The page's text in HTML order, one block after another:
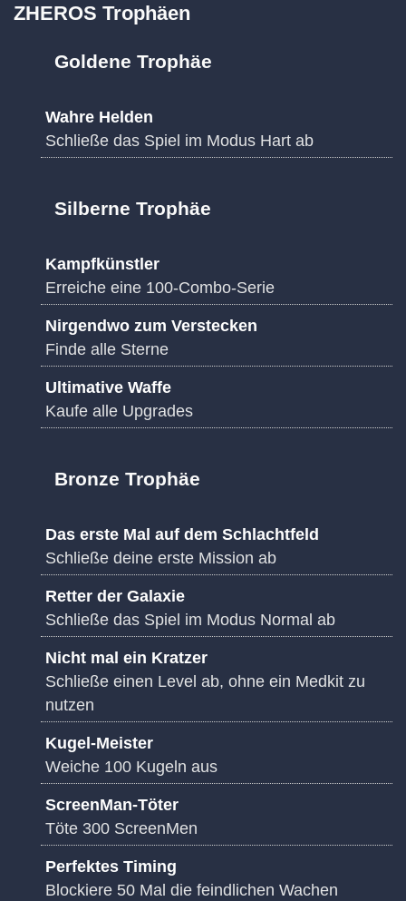
ZHEROS Trophäen
Goldene Trophäe
Wahre Helden
Schließe das Spiel im Modus Hart ab
Silberne Trophäe
Kampfkünstler
Erreiche eine 100-Combo-Serie
Nirgendwo zum Verstecken
Finde alle Sterne
Ultimative Waffe
Kaufe alle Upgrades
Bronze Trophäe
Das erste Mal auf dem Schlachtfeld
Schließe deine erste Mission ab
Retter der Galaxie
Schließe das Spiel im Modus Normal ab
Nicht mal ein Kratzer
Schließe einen Level ab, ohne ein Medkit zu
nutzen
Kugel-Meister
Weiche 100 Kugeln aus
ScreenMan-Töter
Töte 300 ScreenMen
Perfektes Timing
Blockiere 50 Mal die feindlichen Wachen